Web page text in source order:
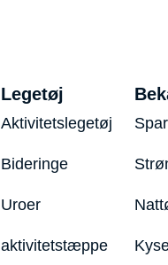
Legetøj
Aktivitetslegetøj
Bideringe
Uroer
aktivitetstæppe